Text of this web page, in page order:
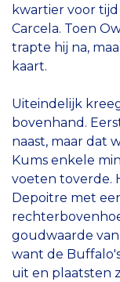
kwartier voor
Carcela. Toen
trapte hij na,
kaart.
Uiteindelijk
bovenhand.
naast, maar dat
Kums enkele
voeten toverde.
Depoitre met
goudwaarde
want de
uit en plaatsten